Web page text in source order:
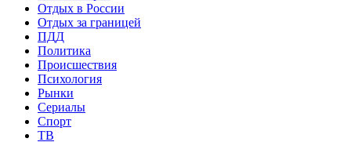
Отдых в России
Отдых за границей
ПДД
Политика
Происшествия
Психология
Рынки
Сериалы
Спорт
ТВ